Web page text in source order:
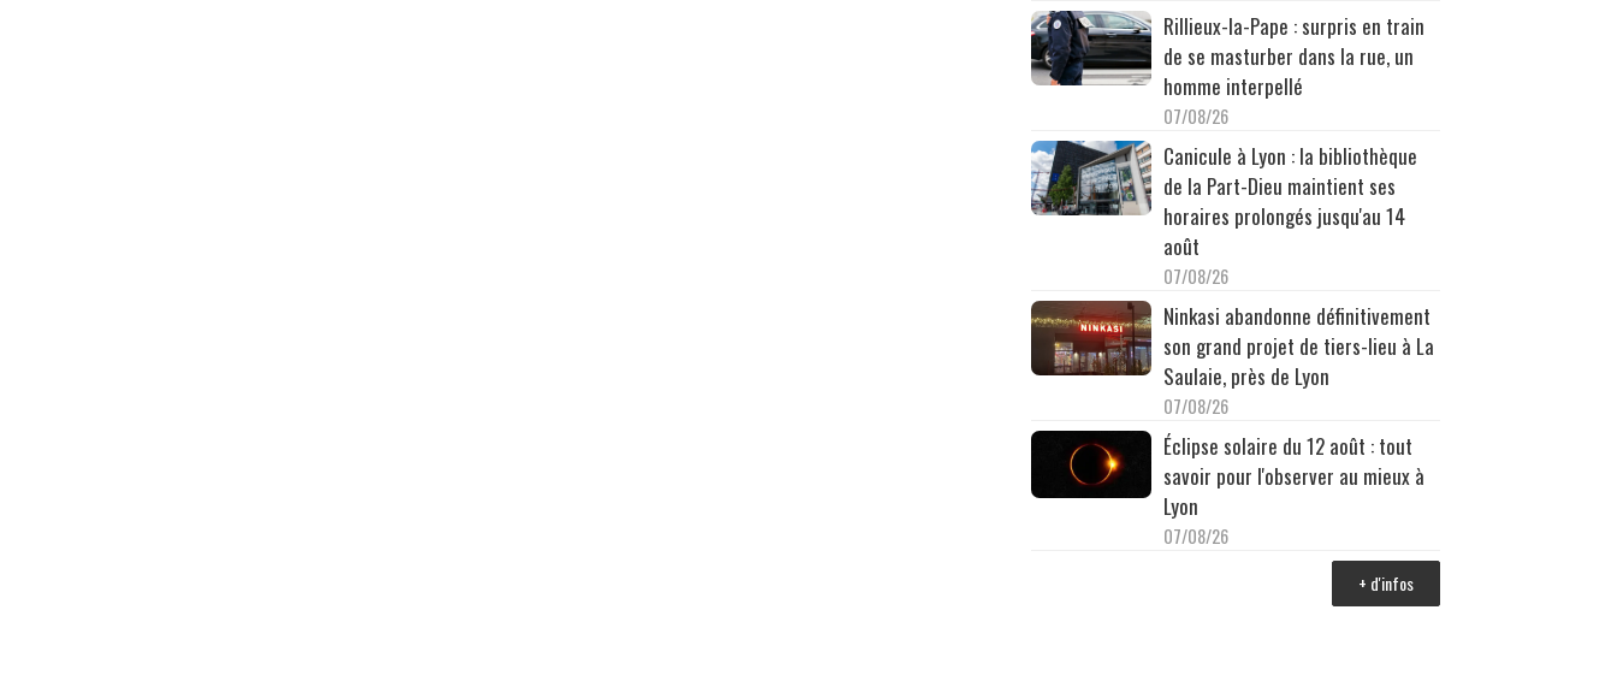
Rillieux-la-Pape : surpris en train
de se masturber dans la rue, un
homme interpellé
07/08/26
Canicule à Lyon : la bibliothèque
de la Part-Dieu maintient ses
horaires prolongés jusqu'au 14
août
07/08/26
Ninkasi abandonne définitivement
son grand projet de tiers-lieu à La
Saulaie, près de Lyon
07/08/26
Éclipse solaire du 12 août : tout
savoir pour l'observer au mieux à
Lyon
07/08/26
+ d'infos